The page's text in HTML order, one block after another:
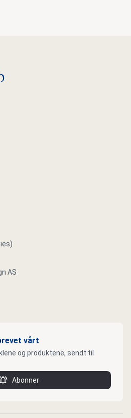
AS
vårt
og produktene, sendt til
Abonner